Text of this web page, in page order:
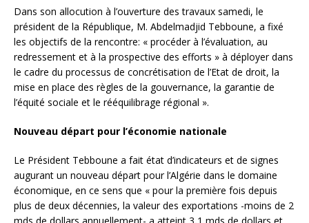
Dans son allocution à l’ouverture des travaux samedi, le
président de la République, M. Abdelmadjid Tebboune, a fixé
les objectifs de la rencontre: « procéder à l’évaluation, au
redressement et à la prospective des efforts » à déployer dans
le cadre du processus de concrétisation de l’Etat de droit, la
mise en place des règles de la gouvernance, la garantie de
l’équité sociale et le rééquilibrage régional ».
Nouveau départ pour l’économie nationale
Le Président Tebboune a fait état d’indicateurs et de signes
augurant un nouveau départ pour l’Algérie dans le domaine
économique, en ce sens que « pour la première fois depuis
plus de deux décennies, la valeur des exportations -moins de 2